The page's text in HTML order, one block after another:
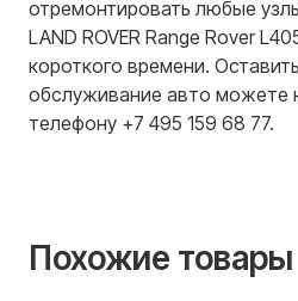
отремонтировать любые
LAND ROVER Range Rover
короткого времени.
обслуживание авто можете
телефону +7 495 159 68 77.
Похожие товары